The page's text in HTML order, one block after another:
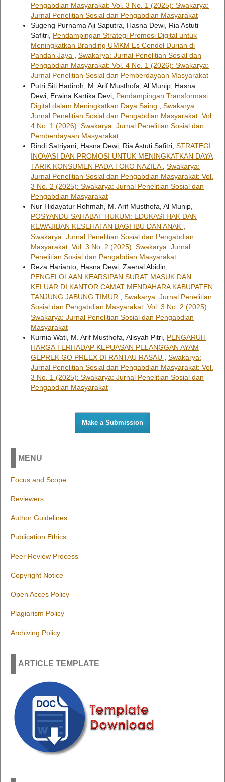
Pengabdian Masyarakat: Vol. 3 No. 1 (2025): Swakarya:
Jurnal Penelitian Sosial dan Pengabdian Masyarakat
Sugeng Purnama Aji Saputra, Hasna Dewi, Ria Astuti
Safitri, Pendampingan Strategi Promosi Digital untuk
Meningkatkan Branding UMKM Es Cendol Durian di
Pandan Jaya
Swakarya: Jurnal Penelitian Sosial dan
Pengabdian Masyarakat: Vol. 4 No. 1 (2026): Swakarya:
Jurnal Penelitian Sosial dan Pemberdayaan Masyarakat
Putri Siti Hadiroh, M. Arif Musthofa, Al Munip, Hasna
Dewi, Erwina Kartika Devi, Pendampingan Transformasi
Digital dalam Meningkatkan Daya Saing
Swakarya:
Jurnal Penelitian Sosial dan Pengabdian Masyarakat: Vol.
4 No. 1 (2026): Swakarya: Jurnal Penelitian Sosial dan
Pemberdayaan Masyarakat
Rindi Satriyani, Hasna Dewi, Ria Astuti Safitri, STRATEGI
INOVASI DAN PROMOSI UNTUK MENINGKATKAN DAYA
TARIK KONSUMEN PADA TOKO NAZILA
Swakarya:
Jurnal Penelitian Sosial dan Pengabdian Masyarakat: Vol.
3 No. 2 (2025): Swakarya: Jurnal Penelitian Sosial dan
Pengabdian Masyarakat
Nur Hidayatur Rohmah, M. Arif Musthofa, Al Munip,
POSYANDU SAHABAT HUKUM: EDUKASI HAK DAN
KEWAJIBAN KESEHATAN BAGI IBU DAN ANAK
Swakarya: Jurnal Penelitian Sosial dan Pengabdian
Masyarakat: Vol. 3 No. 2 (2025): Swakarya: Jurnal
Penelitian Sosial dan Pengabdian Masyarakat
Reza Harianto, Hasna Dewi, Zaenal Abidin,
PENGELOLAAN KEARSIPAN SURAT MASUK DAN
KELUAR DI KANTOR CAMAT MENDAHARA KABUPATEN
TANJUNG JABUNG TIMUR
Swakarya: Jurnal Penelitian
Sosial dan Pengabdian Masyarakat: Vol. 3 No. 2 (2025):
Swakarya: Jurnal Penelitian Sosial dan Pengabdian
Masyarakat
Kurnia Wati, M. Arif Musthofa, Alisyah Pitri, PENGARUH
HARGA TERHADAP KEPUASAN PELANGGAN AYAM
GEPREK GO PREEX DI RANTAU RASAU
Swakarya:
Jurnal Penelitian Sosial dan Pengabdian Masyarakat: Vol.
3 No. 1 (2025): Swakarya: Jurnal Penelitian Sosial dan
Pengabdian Masyarakat
Make a Submission
MENU
Focus and Scope
Reviewers
Author Guidelines
Publication Ethics
Peer Review Process
Copyright Notice
Open Acces Policy
Plagiarism Policy
Archiving Policy
ARTICLE TEMPLATE